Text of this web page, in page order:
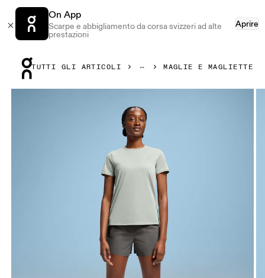
On App
Scarpe e abbigliamento da corsa svizzeri ad alte
prestazioni
Aprire
TUTTI GLI ARTICOLI MAGLIE E MAGLIETTE